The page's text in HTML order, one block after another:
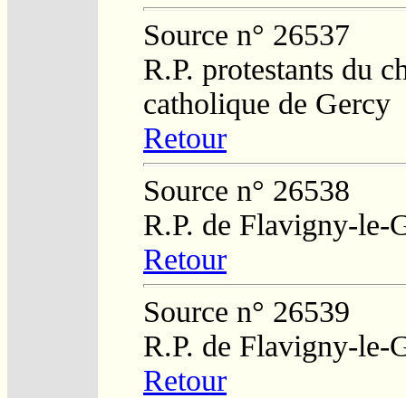
Source n° 26537
R.P. protestants du
catholique de Gercy
Retour
Source n° 26538
R.P. de Flavigny-le-
Retour
Source n° 26539
R.P. de Flavigny-le-
Retour